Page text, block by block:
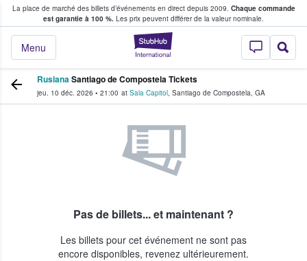
La place de marché des billets d’événements en direct depuis 2009. Chaque commande
est garantie à 100 %. Les prix peuvent différer de la valeur nominale.
StubHub - Où
Menu
fans achètent et vendent des billets
RuslanaSantiago de Compostela Tickets
jeu. 10 déc. 2026 • 21:00 at Sala Capitol, Santiago de Compostela, GA
Pas de billets... et maintenant ?
Les billets pour cet événement ne sont pas
encore disponibles, revenez ultérieurement.